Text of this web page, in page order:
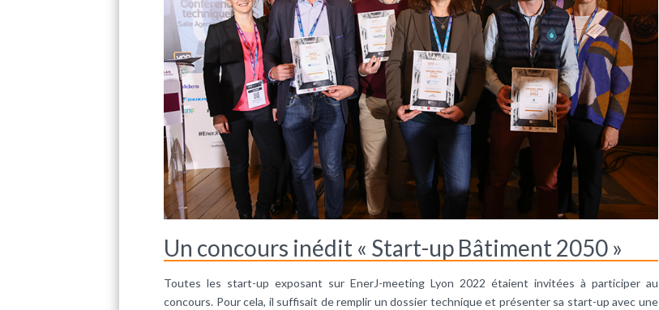
Un concours inédit « Start-up Bâtiment 2050 »
Toutes les start-up exposant sur EnerJ-meeting Lyon 2022 étaient invitées à participer au
concours. Pour cela, il suffisait de remplir un dossier technique et présenter sa start-up avec une